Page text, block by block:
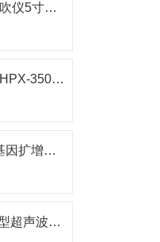
MFV-12 MFV-24智能氮吹仪5寸高清彩色触摸屏
HPX-160N/HPX-250N/HPX-350N/HPX-510N恒温恒湿箱技术参数
GET96-PLUS智能6路基因扩增仪技术参数
上海沪析HX-650E智能型超声波细胞破碎仪参数